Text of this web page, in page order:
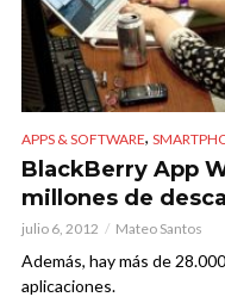
APPS & SOFTWARE,
BlackBerry App
millones de
julio 6, 2012 Mateo Santos
Además, hay más de
aplicaciones.